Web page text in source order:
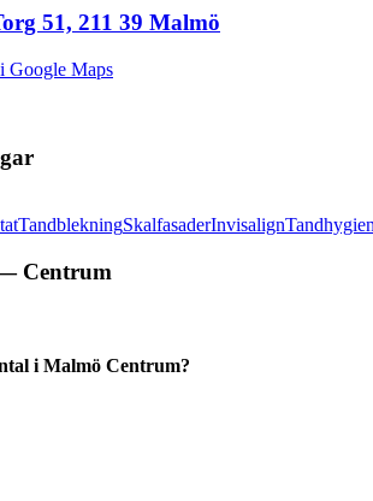
51, 211 39 Malmö
Google Maps
TandblekningSkalfasaderInvisalign
Centrum
i Malmö Centrum?